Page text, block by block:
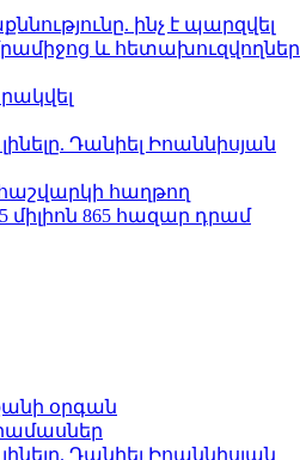
ինչ է պարզվել
և հետախուզվողներ
Դանիել Իոաննիսյան
հաղթող
միլիոն 865 հազար դրամ
օրգան
Դանիել Իոաննիսյան